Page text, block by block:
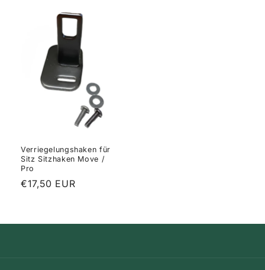
Verriegelungshaken für
Sitz Sitzhaken Move /
Pro
Normaler
€17,50 EUR